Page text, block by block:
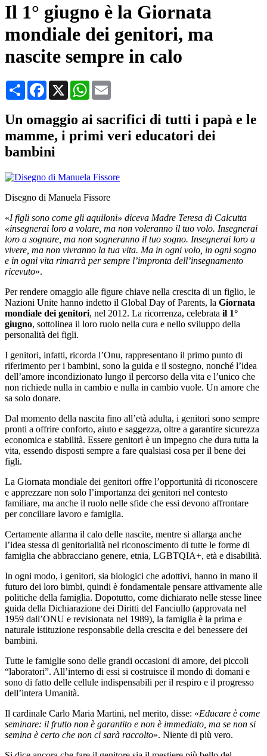
Il 1° giugno è la Giornata
mondiale dei genitori, ma
nascite sempre in calo
CondividiFacebook
X WhatsApp
Un omaggio ai sacrifici di tutti i papà e le
mamme, i primi veri educatori dei
bambini
Disegno di Manuela Fissore
«I figli sono come gli aquiloni» diceva Madre Teresa di Calcutta
«insegnerai loro a volare, ma non voleranno il tuo volo. Insegnerai
loro a sognare, ma non sogneranno il tuo sogno. Insegnerai loro a
vivere, ma non vivranno la tua vita. Ma in ogni volo, in ogni sogno
e in ogni vita rimarrà per sempre l’impronta dell’insegnamento
ricevuto».
Per rendere omaggio alle figure chiave nella crescita di un figlio, le
Nazioni Unite hanno indetto il Global Day of Parents, la Giornata
mondiale dei genitori, nel 2012. La ricorrenza, celebrata il 1°
giugno, sottolinea il loro ruolo nella cura e nello sviluppo della
personalità dei figli.
I genitori, infatti, ricorda l’Onu, rappresentano il primo punto di
riferimento per i bambini, sono la guida e il sostegno, nonché l’idea
dell’amore incondizionato lungo il percorso della vita e l’unico che
non richiede nulla in cambio e nulla in cambio vuole. Un amore che
sa solo donare.
Dal momento della nascita fino all’età adulta, i genitori sono sempre
pronti a offrire conforto, aiuto e saggezza, oltre a garantire sicurezza
economica e stabilità. Essere genitori è un impegno che dura tutta la
vita, essendo disposti sempre a fare qualsiasi cosa per il bene dei
figli.
La Giornata mondiale dei genitori offre l’opportunità di riconoscere
e apprezzare non solo l’importanza dei genitori nel contesto
familiare, ma anche il ruolo nelle sfide che essi devono affrontare
per conciliare lavoro e famiglia.
Certamente allarma il calo delle nascite, mentre si allarga anche
l’idea stessa di genitorialità nel riconoscimento di tutte le forme di
famiglia che abbracciano genere, etnia, LGBTQIA+, età e disabilità.
In ogni modo, i genitori, sia biologici che adottivi, hanno in mano il
futuro dei loro bimbi, quindi è fondamentale pensare attivamente alle
politiche della famiglia. Dopotutto, come dichiarato nelle stesse linee
guida della Dichiarazione dei Diritti del Fanciullo (approvata nel
1959 dall’ONU e revisionata nel 1989), la famiglia è la prima e
naturale istituzione responsabile della crescita e del benessere dei
bambini.
Tutte le famiglie sono delle grandi occasioni di amore, dei piccoli
“laboratori”. All’interno di essi si costruisce il mondo di domani e
sono di fatto delle cellule indispensabili per il respiro e il progresso
dell’intera Umanità.
Il cardinale Carlo Maria Martini, nel merito, disse: «Educare è come
seminare: il frutto non è garantito e non è immediato, ma se non si
semina è certo che non ci sarà raccolto». Niente di più vero.